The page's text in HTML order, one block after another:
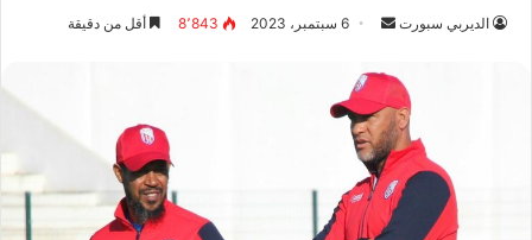
الديربي سبورت
س
ل
ب
ر
6 سبتمبر، 2023 8٬843 أقل من دقيقة